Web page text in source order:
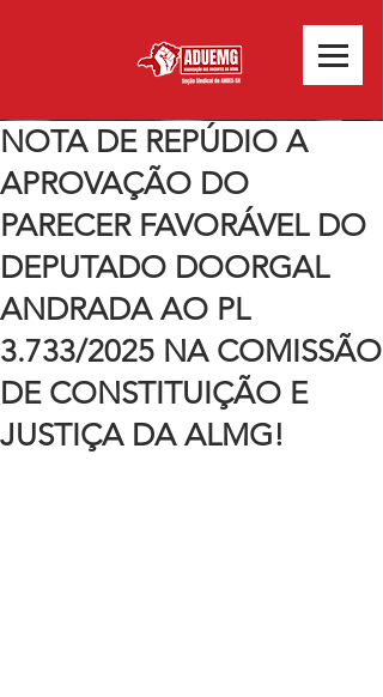
NOTA DE REPÚDIO A
APROVAÇÃO DO
PARECER FAVORÁVEL DO
DEPUTADO DOORGAL
ANDRADA AO PL
3.733/2025 NA COMISSÃO
DE CONSTITUIÇÃO E
JUSTIÇA DA ALMG!